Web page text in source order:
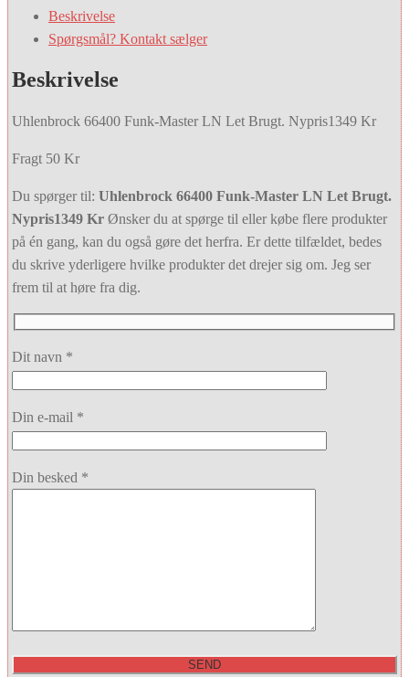
Beskrivelse
Spørgsmål? Kontakt sælger
Beskrivelse
Uhlenbrock 66400 Funk-Master LN Let Brugt. Nypris1349 Kr
Fragt 50 Kr
Du spørger til: Uhlenbrock 66400 Funk-Master LN Let Brugt.
Nypris1349 Kr Ønsker du at spørge til eller købe flere produkter
på én gang, kan du også gøre det herfra. Er dette tilfældet, bedes
du skrive yderligere hvilke produkter det drejer sig om. Jeg ser
frem til at høre fra dig.
Dit navn *
Din e-mail *
Din besked *